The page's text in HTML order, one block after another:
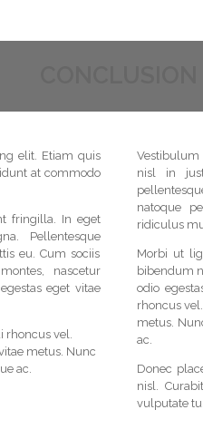
elit. Etiam quis
at commodo
fringilla. In eget
Pellentesque
eu. Cum sociis
nascetur
eget vitae
vel.
metus. Nunc
ac.
nisl in
natoque
ridiculus
Morbi ut
bibendum
odio
rhoncus
metus.
ac.
Donec
nisl.
vulputate